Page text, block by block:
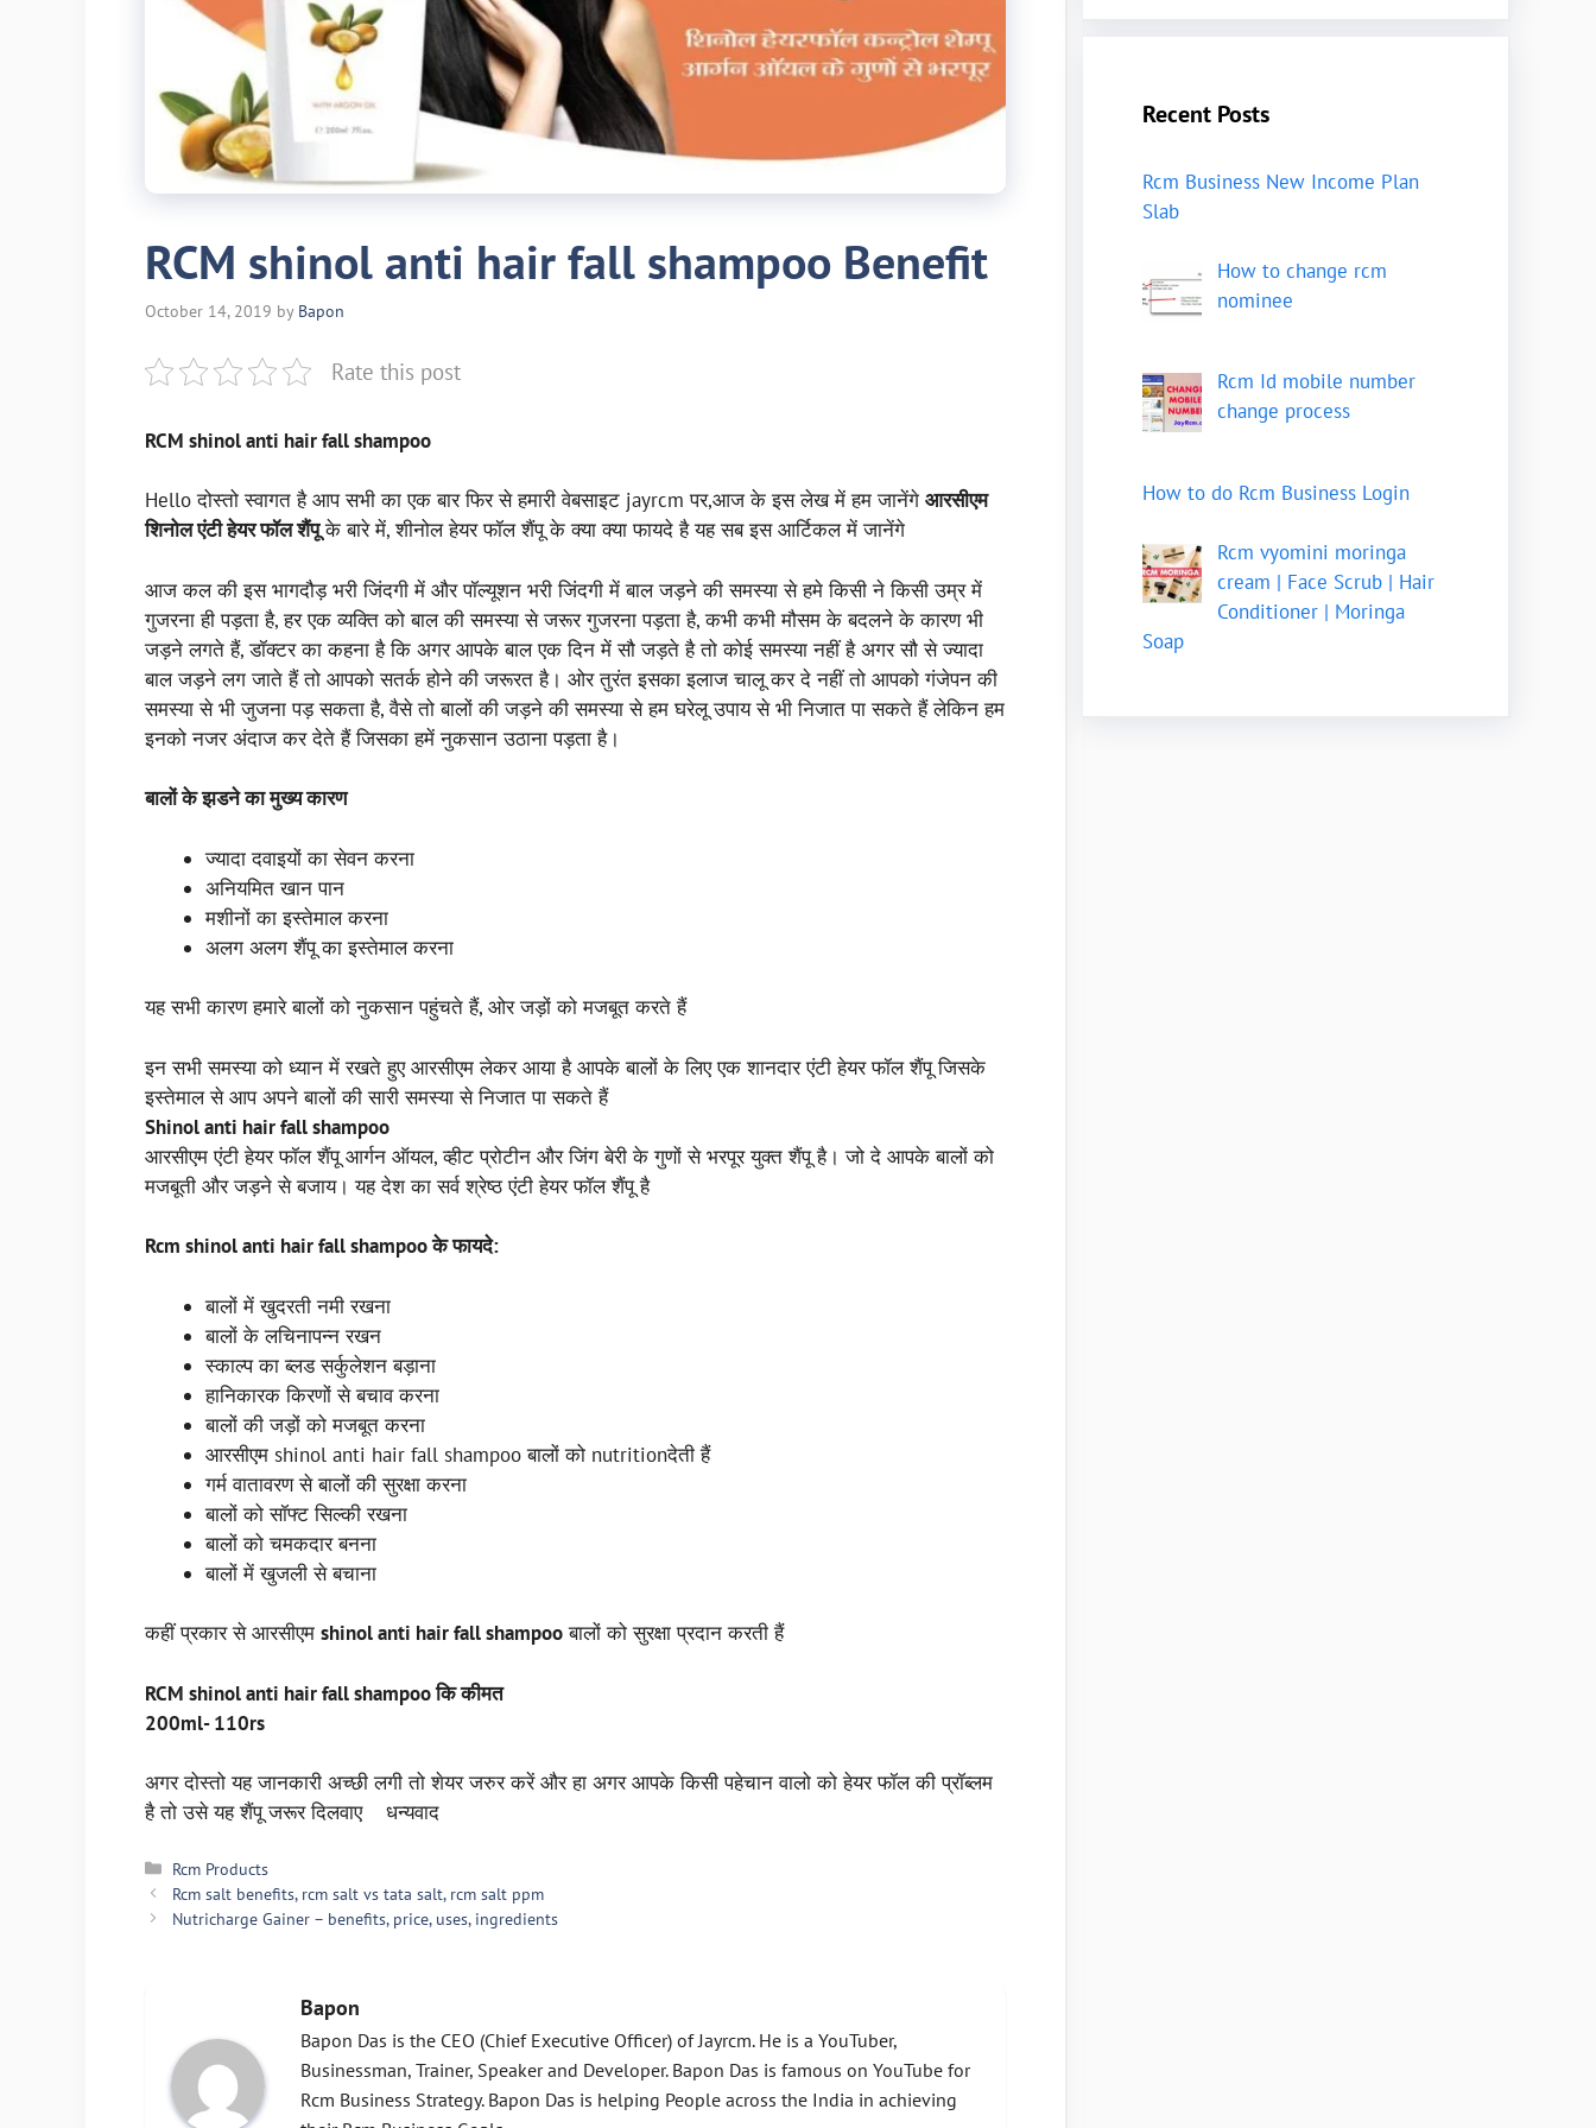
RCM shinol anti hair fall shampoo Benefit
October 14, 2019 by Bapon
Rate this post
RCM shinol anti hair fall shampoo
Hello दोस्तो स्वागत है आप सभी का एक बार फिर से हमारी वेबसाइट jayrcm पर,आज के इस लेख में हम जानेंगे आरसीएम
शिनोल एंटी हेयर फॉल शैंपूके बारे में, शीनोल हेयर फॉल शैंपू के क्या क्या फायदे है यह सब इस आर्टिकल में जानेंगे
आज कल की इस भागदौड़ भरी जिंदगी में और पॉल्यूशन भरी जिंदगी में बाल जड़ने की समस्या से हमे किसी ने किसी उम्र में
गुजरना ही पड़ता है, हर एक व्यक्ति को बाल की समस्या से जरूर गुजरना पड़ता है, कभी कभी मौसम के बदलने के कारण भी
जड़ने लगते हैं, डॉक्टर का कहना है कि अगर आपके बाल एक दिन में सौ जड़ते है तो कोई समस्या नहीं है अगर सौ से ज्यादा
बाल जड़ने लग जाते हैं तो आपको सतर्क होने की जरूरत है। ओर तुरंत इसका इलाज चालू कर दे नहीं तो आपको गंजेपन की
समस्या से भी जुजना पड़ सकता है, वैसे तो बालों की जड़ने की समस्या से हम घरेलू उपाय से भी निजात पा सकते हैं लेकिन हम
इनको नजर अंदाज कर देते हैं जिसका हमें नुकसान उठाना पड़ता है।
बालों के झडने का मुख्य कारण
ज्यादा दवाइयों का सेवन करना
अनियमित खान पान
मशीनों का इस्तेमाल करना
अलग अलग शैंपू का इस्तेमाल करना
यह सभी कारण हमारे बालों को नुकसान पहुंचते हैं, ओर जड़ों को मजबूत करते हैं
इन सभी समस्या को ध्यान में रखते हुए आरसीएम लेकर आया है आपके बालों के लिए एक शानदार एंटी हेयर फॉल शैंपू जिसके
इस्तेमाल से आप अपने बालों की सारी समस्या से निजात पा सकते हैं
Shinol anti hair fall shampoo
आरसीएम एंटी हेयर फॉल शैंपू आर्गन ऑयल, व्हीट प्रोटीन और जिंग बेरी के गुणों से भरपूर युक्त शैंपू है। जो दे आपके बालों को
मजबूती और जड़ने से बजाय। यह देश का सर्व श्रेष्ठ एंटी हेयर फॉल शैंपू है
Rcm shinol anti hair fall shampoo के फायदे:
बालों में खुदरती नमी रखना
बालों के लचिनापन्न रखन
स्काल्प का ब्लड सर्कुलेशन बड़ाना
हानिकारक किरणों से बचाव करना
बालों की जड़ों को मजबूत करना
आरसीएम shinol anti hair fall shampoo बालों को nutritionदेती हैं
गर्म वातावरण से बालों की सुरक्षा करना
बालों को सॉफ्ट सिल्की रखना
बालों को चमकदार बनना
बालों में खुजली से बचाना
कहीं प्रकार से आरसीएम shinol anti hair fall shampooबालों को सुरक्षा प्रदान करती हैं
RCM shinol anti hair fall shampoo कि कीमत
200ml- 110rs
अगर दोस्तो यह जानकारी अच्छी लगी तो शेयर जरुर करें और हा अगर आपके किसी पहेचान वालो को हेयर फॉल की प्रॉब्लम
है तो उसे यह शैंपू जरूर दिलवाए धन्यवाद
Categories
Rcm Products
Rcm salt benefits, rcm salt vs tata salt, rcm salt ppm
Nutricharge Gainer – benefits, price, uses, ingredients
Bapon
Bapon Das is the CEO (Chief Executive Officer) of Jayrcm. He is a YouTuber,
Businessman, Trainer, Speaker and Developer. Bapon Das is famous on YouTube for
Rcm Business Strategy. Bapon Das is helping People across the India in achieving
Recent Posts
Rcm Business New Income Plan
Slab
How to change rcm
nominee
Rcm Id mobile number
change process
How to do Rcm Business Login
Rcm vyomini moringa
cream | Face Scrub | Hair
Conditioner | Moringa
Soap